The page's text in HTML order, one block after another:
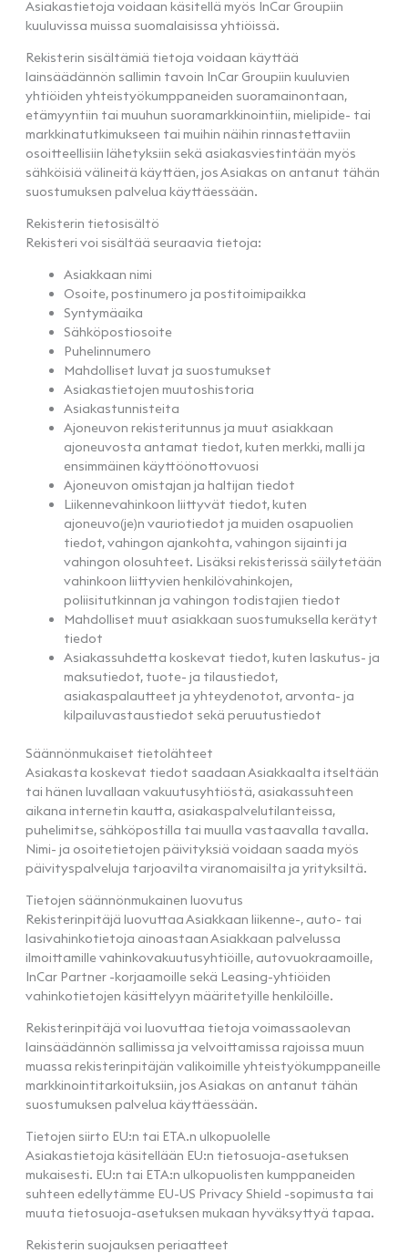
Asiakastietoja voidaan käsitellä myös InCar Groupiin
kuuluvissa muissa suomalaisissa yhtiöissä.
Rekisterin sisältämiä tietoja voidaan käyttää
lainsäädännön sallimin tavoin InCar Groupiin kuuluvien
yhtiöiden yhteistyökumppaneiden suoramainontaan,
etämyyntiin tai muuhun suoramarkkinointiin, mielipide- tai
markkinatutkimukseen tai muihin näihin rinnastettaviin
osoitteellisiin lähetyksiin sekä asiakasviestintään myös
sähköisiä välineitä käyttäen, jos Asiakas on antanut tähän
suostumuksen palvelua käyttäessään.
Rekisterin tietosisältö
Rekisteri voi sisältää seuraavia tietoja:
Asiakkaan nimi
Osoite, postinumero ja postitoimipaikka
Syntymäaika
Sähköpostiosoite
Puhelinnumero
Mahdolliset luvat ja suostumukset
Asiakastietojen muutoshistoria
Asiakastunnisteita
Ajoneuvon rekisteritunnus ja muut asiakkaan
ajoneuvosta antamat tiedot, kuten merkki, malli ja
ensimmäinen käyttöönottovuosi
Ajoneuvon omistajan ja haltijan tiedot
Liikennevahinkoon liittyvät tiedot, kuten
ajoneuvo(je)n vauriotiedot ja muiden osapuolien
tiedot, vahingon ajankohta, vahingon sijainti ja
vahingon olosuhteet. Lisäksi rekisterissä säilytetään
vahinkoon liittyvien henkilövahinkojen,
poliisitutkinnan ja vahingon todistajien tiedot
Mahdolliset muut asiakkaan suostumuksella kerätyt
tiedot
Asiakassuhdetta koskevat tiedot, kuten laskutus- ja
maksutiedot, tuote- ja tilaustiedot,
asiakaspalautteet ja yhteydenotot, arvonta- ja
kilpailuvastaustiedot sekä peruutustiedot
Säännönmukaiset tietolähteet
Asiakasta koskevat tiedot saadaan Asiakkaalta itseltään
tai hänen luvallaan vakuutusyhtiöstä, asiakassuhteen
aikana internetin kautta, asiakaspalvelutilanteissa,
puhelimitse, sähköpostilla tai muulla vastaavalla tavalla.
Nimi- ja osoitetietojen päivityksiä voidaan saada myös
päivityspalveluja tarjoavilta viranomaisilta ja yrityksiltä.
Tietojen säännönmukainen luovutus
Rekisterinpitäjä luovuttaa Asiakkaan liikenne-, auto- tai
lasivahinkotietoja ainoastaan Asiakkaan palvelussa
ilmoittamille vahinkovakuutusyhtiöille, autovuokraamoille,
InCar Partner -korjaamoille sekä Leasing-yhtiöiden
vahinkotietojen käsittelyyn määritetyille henkilöille.
Rekisterinpitäjä voi luovuttaa tietoja voimassaolevan
lainsäädännön sallimissa ja velvoittamissa rajoissa muun
muassa rekisterinpitäjän valikoimille yhteistyökumppaneille
markkinointitarkoituksiin, jos Asiakas on antanut tähän
suostumuksen palvelua käyttäessään.
Tietojen siirto EU:n tai ETA.n ulkopuolelle
Asiakastietoja käsitellään EU:n tietosuoja-asetuksen
mukaisesti. EU:n tai ETA:n ulkopuolisten kumppaneiden
suhteen edellytämme EU-US Privacy Shield -sopimusta tai
muuta tietosuoja-asetuksen mukaan hyväksyttyä tapaa.
Rekisterin suojauksen periaatteet